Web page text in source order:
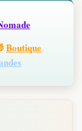
Boutique